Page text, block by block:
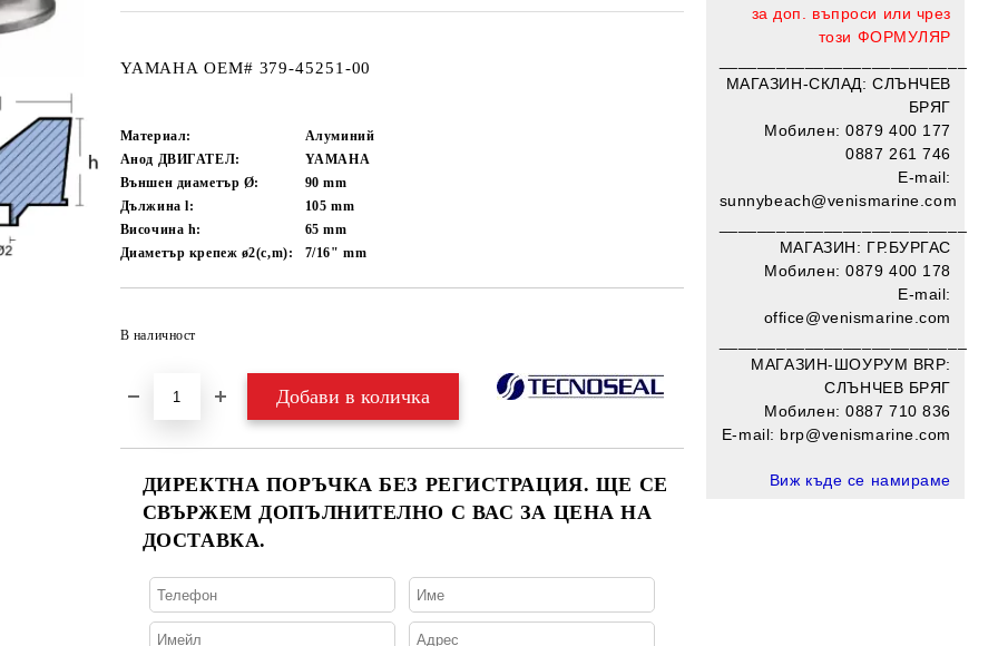
YAMAHA OEM# 379-45251-00
Материал:
Алуминий
Анод ДВИГАТЕЛ:
YAMAHA
Външен диаметър Ø:
90mm
Дължина l:
105mm
Височина h:
65mm
Диаметър крепеж ø2(c,m):
7/16"mm
В наличност
ДИРЕКТНА ПОРЪЧКА БЕЗ РЕГИСТРАЦИЯ. ЩЕ СЕ
СВЪРЖЕМ ДОПЪЛНИТЕЛНО С ВАС ЗА ЦЕНА НА
ДОСТАВКА.
за доп. въпроси или чрез
този ФОРМУЛЯР
МАГАЗИН-СКЛАД: СЛЪНЧЕВ
БРЯГ
Мобилен: 0879 400 177
0887 261 746
E-mail:
sunnybeach@venismarine.com
МАГАЗИН: ГР.БУРГАС
Мобилен: 0879 400 178
E-mail:
office@venismarine.com
МАГАЗИН-ШОУРУМ BRP:
СЛЪНЧЕВ БРЯГ
Мобилен:0887 710 836
E-mail: brp@venismarine.com
Виж къде се намираме